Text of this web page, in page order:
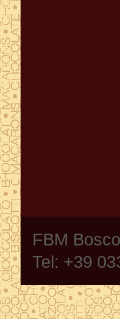
FBM
Tel: +39